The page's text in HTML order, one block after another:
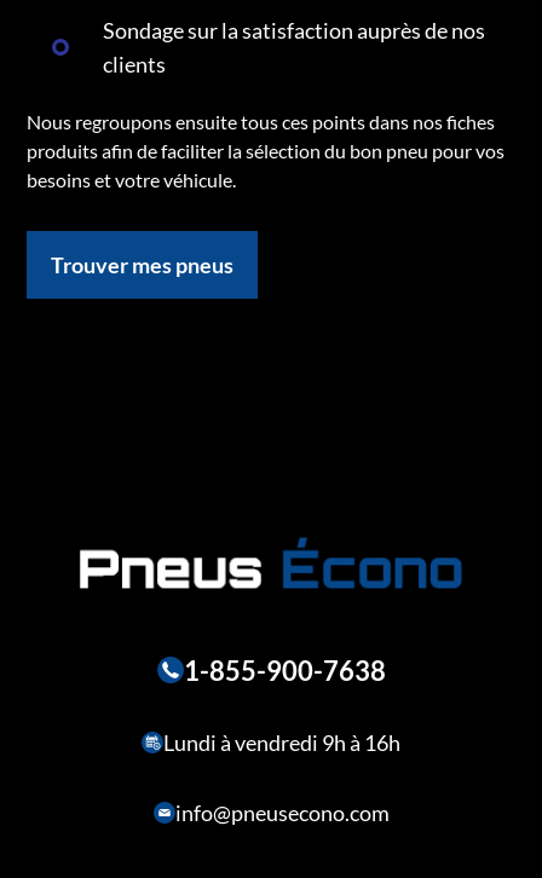
Sondage sur la satisfaction auprès de nos
clients
Nous regroupons ensuite tous ces points dans nos fiches
produits afin de faciliter la sélection du bon pneu pour vos
besoins et votre véhicule.
Trouver mes pneus
1-855-900-7638
Lundi à vendredi 9h à 16h
info@pneusecono.com